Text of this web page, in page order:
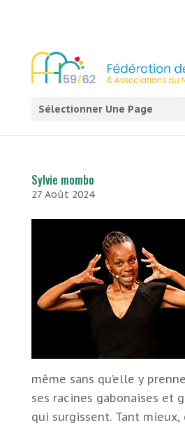
Sélectionner Une Page
Sylvie mombo
27 Août 2024
même sans qu’elle y
ses racines gabonaises et
qui surgissent. Tant